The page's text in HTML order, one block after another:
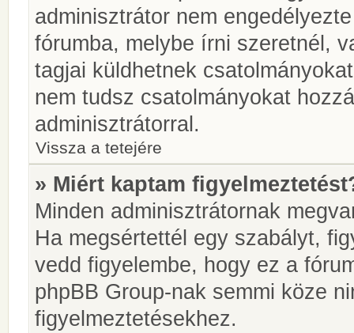
adminisztrátor nem
fórumba, melybe írni szeretnél,
tagjai küldhetnek
nem tudsz csatolmányokat
adminisztrátorral.
Vissza a tetejére
» Miért kaptam
Minden adminisztrátornak
Ha megsértettél egy szabályt,
vedd figyelembe, hogy ez a
phpBB Group-nak semmi köze
figyelmeztetésekhez.